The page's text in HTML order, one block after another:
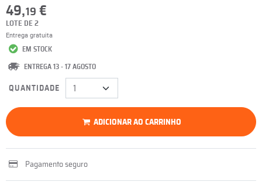
49,19 €
LOTE DE 2
Entrega gratuita
EM STOCK
ENTREGA 13 - 17 AGOSTO
QUANTIDADE
ADICIONAR AO CARRINHO
Pagamento seguro